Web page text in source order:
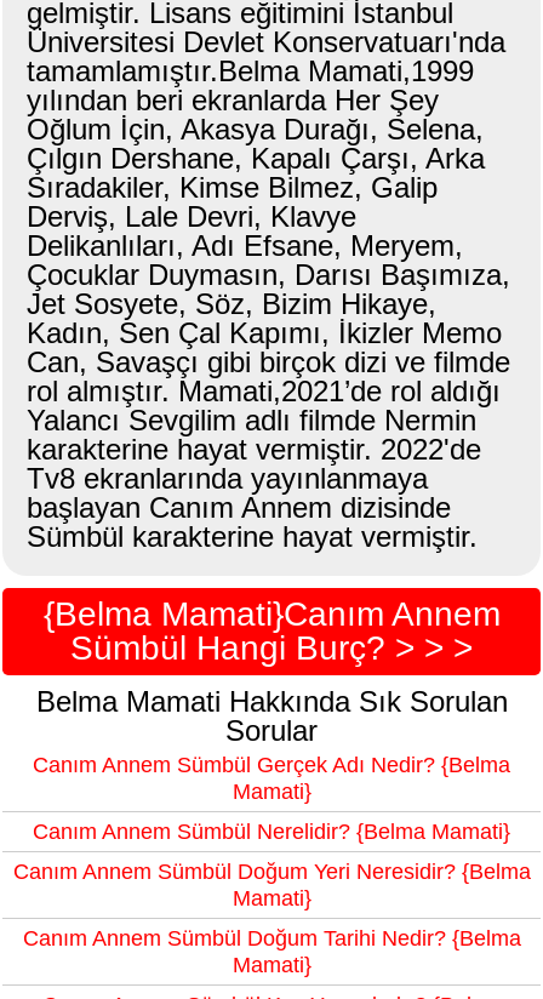
gelmiştir. Lisans eğitimini İstanbul
Üniversitesi Devlet Konservatuarı'nda
tamamlamıştır.Belma Mamati,1999
yılından beri ekranlarda Her Şey
Oğlum İçin, Akasya Durağı, Selena,
Çılgın Dershane, Kapalı Çarşı, Arka
Sıradakiler, Kimse Bilmez, Galip
Derviş, Lale Devri, Klavye
Delikanlıları, Adı Efsane, Meryem,
Çocuklar Duymasın, Darısı Başımıza,
Jet Sosyete, Söz, Bizim Hikaye,
Kadın, Sen Çal Kapımı, İkizler Memo
Can, Savaşçı gibi birçok dizi ve filmde
rol almıştır. Mamati,2021’de rol aldığı
Yalancı Sevgilim adlı filmde Nermin
karakterine hayat vermiştir. 2022'de
Tv8 ekranlarında yayınlanmaya
başlayan Canım Annem dizisinde
Sümbül karakterine hayat vermiştir.
{Belma Mamati}Canım Annem
Sümbül Hangi Burç? > > >
Belma Mamati Hakkında Sık Sorulan
Sorular
Canım Annem Sümbül Gerçek Adı Nedir? {Belma
Mamati}
Canım Annem Sümbül Nerelidir? {Belma Mamati}
Canım Annem Sümbül Doğum Yeri Neresidir? {Belma
Mamati}
Canım Annem Sümbül Doğum Tarihi Nedir? {Belma
Mamati}